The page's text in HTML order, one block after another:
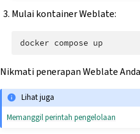
Mulai kontainer Weblate:
docker compose
Nikmati penerapan Weblate
Lihat juga
Memanggil perintah pengelolaan